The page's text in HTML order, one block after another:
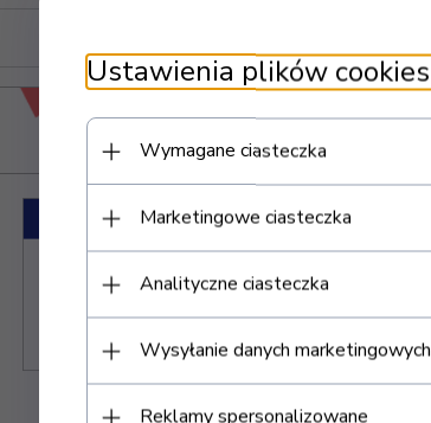
Ustawienia plików cookies
Wymagane ciasteczka
Marketingowe ciasteczka
Analityczne ciasteczka
Wysyłanie danych marketingowych
Reklamy spersonalizowane